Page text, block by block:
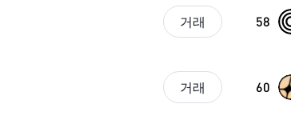
거래 58
거래 60